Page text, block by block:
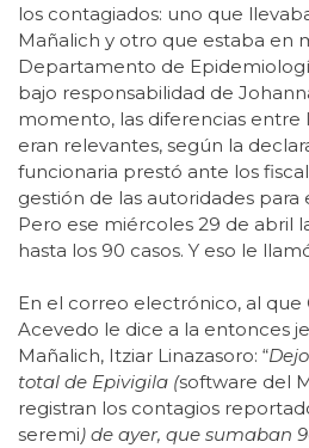
los contagiados: uno que
Mañalich y otro que estaba en
Departamento de
bajo responsabilidad de
momento, las diferencias entre
eran relevantes, según la
funcionaria prestó ante los
gestión de las autoridades
Pero ese miércoles 29 de abril
hasta los 90 casos. Y eso le
En el correo electrónico, al que
Acevedo le dice a la entonces
Mañalich, Itziar Linazasoro: “
total de Epivigila (software del
registran los contagios
seremi) de ayer, que sumaban